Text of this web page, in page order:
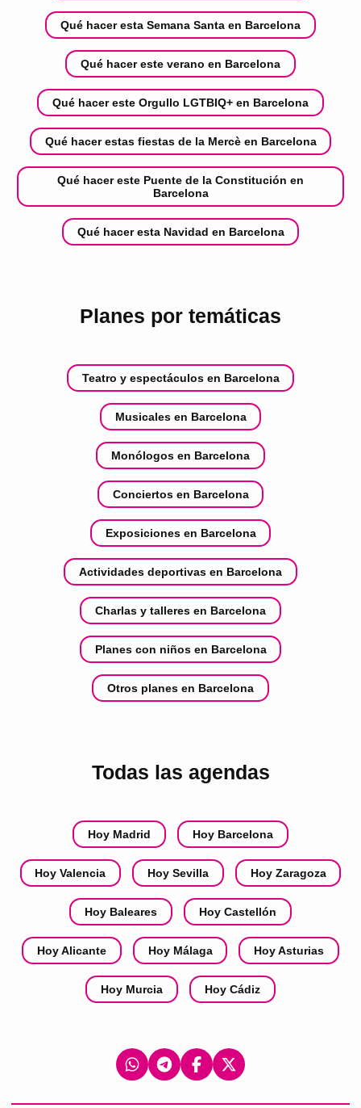
Qué hacer esta Semana Santa en Barcelona
Qué hacer este verano en Barcelona
Qué hacer este Orgullo LGTBIQ+ en Barcelona
Qué hacer estas fiestas de la Mercè en Barcelona
Qué hacer este Puente de la Constitución en
Barcelona
Qué hacer esta Navidad en Barcelona
Planes por temáticas
Teatro y espectáculos en Barcelona
Musicales en Barcelona
Monólogos en Barcelona
Conciertos en Barcelona
Exposiciones en Barcelona
Actividades deportivas en Barcelona
Charlas y talleres en Barcelona
Planes con niños en Barcelona
Otros planes en Barcelona
Todas las agendas
Hoy Madrid Hoy Barcelona
Hoy Valencia Hoy Sevilla Hoy Zaragoza
Hoy Baleares Hoy Castellón
Hoy Alicante Hoy Málaga Hoy Asturias
Hoy Murcia Hoy Cádiz